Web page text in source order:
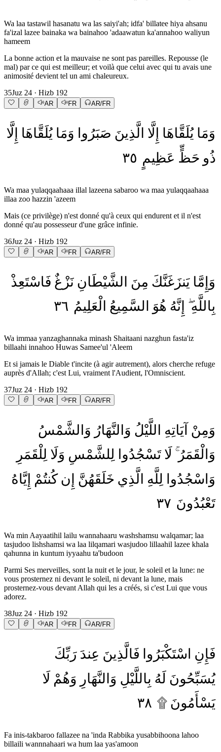
Wa laa tastawil hasanatu wa las saiyi'ah; idfa' billatee hiya ahsanu
fa'izal lazee bainaka wa bainahoo 'adaawatun ka'annahoo waliyun
hameem
La bonne action et la mauvaise ne sont pas pareilles. Repousse (le
mal) par ce qui est meilleur; et voilà que celui avec qui tu avais une
animosité devient tel un ami chaleureux.
35Juz 24 · Hizb 192
AR FR AR/FR
وَمَا يُلَقَّاهَا إِلَّا الَّذِينَ صَبَرُوا وَمَا يُلَقَّاهَا إِلَّا
ذُو حَظٍّ عَظِيمٍ ٣٥
Wa maa yulaqqaahaaa illal lazeena sabaroo wa maa yulaqqaahaaa
illaa zoo hazzin 'azeem
Mais (ce privilège) n'est donné qu'à ceux qui endurent et il n'est
donné qu'au possesseur d'une grâce infinie.
36Juz 24 · Hizb 192
AR FR AR/FR
وَإِمَّا يَنزَغَنَّكَ مِنَ الشَّيْطَانِ نَزْغٌ فَاسْتَعِذْ
بِاللَّهِ
إِنَّهُ هُوَ السَّمِيعُ الْعَلِيمُ ٣٦
Wa immaa yanzaghannaka minash Shaitaani nazghun fasta'iz
billaahi innahoo Huwas Samee'ul 'Aleem
Et si jamais le Diable t'incite (à agir autrement), alors cherche refuge
auprès d'Allah; c'est Lui, vraiment l'Audient, l'Omniscient.
37Juz 24 · Hizb 192
AR FR AR/FR
وَمِنْ آيَاتِهِ اللَّيْلُ وَالنَّهَارُ وَالشَّمْسُ
وَالْقَمَرُ لَا تَسْجُدُوا لِلشَّمْسِ وَلَا لِلْقَمَرِ
وَاسْجُدُوا
لِلَّهِ الَّذِي خَلَقَهُنَّ إِن كُنتُمْ إِيَّاهُ
تَعْبُدُونَ ٣٧
Wa min Aayaatihil lailu wannahaaru washshamsu walqamar; laa
tasjudoo lishshamsi wa laa lilqamari wasjudoo lillaahil lazee khala
qahunna in kuntum iyyaahu ta'budoon
Parmi Ses merveilles, sont la nuit et le jour, le soleil et la lune: ne
vous prosternez ni devant le soleil, ni devant la lune, mais
prosternez-vous devant Allah qui les a créés, si c'est Lui que vous
adorez.
38Juz 24 · Hizb 192
AR FR AR/FR
فَإِنِ اسْتَكْبَرُوا فَالَّذِينَ عِندَ رَبِّكَ
يُسَبِّحُونَ لَهُ بِاللَّيْلِ وَالنَّهَارِ وَهُمْ لَا
يَسْأَمُونَ ۩ ٣٨
Fa inis-takbaroo fallazee na 'inda Rabbika yusabbihoona lahoo
billaili wannnahaari wa hum laa yas'amoon